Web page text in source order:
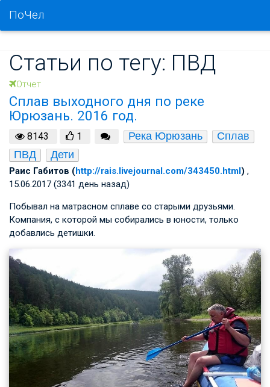
ПоЧел
Статьи по тегу: ПВД
Отчет
Сплав выходного дня по реке
Юрюзань. 2016 год.
8143 1 Река Юрюзань
Сплав
ПВД
Дети
Раис Габитов (http://rais.livejournal.com/343450.html) ,
15.06.2017 (3341 день назад)
Побывал на матрасном сплаве со старыми друзьями.
Компания, с которой мы собирались в юности, только
добавлись детишки.